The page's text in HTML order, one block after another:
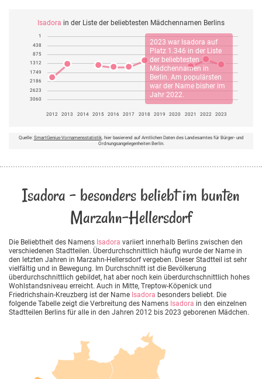
Isadora in der Liste der beliebtesten Mädchennamen Berlins
2023 war Isadora auf
Platz 1.346 in der Liste
der beliebtesten
Mädchennamen in
Berlin. Am populärsten
war der Name bisher im
Jahr 2022.
1
438
875
1312
1749
2186
2623
3060
2012 2013 2014 2015 2016 2017 2018 2019 2020 2021 2022 2023
Quelle: SmartGenius-Vornamensstatistik, hier basierend auf Amtlichen Daten des Landesamtes für Bürger- und
Ordnungsangelegenheiten Berlin.
Isadora - besonders beliebt im bunten
Marzahn-Hellersdorf
Die Beliebtheit des Namens Isadora variiert innerhalb Berlins zwischen den
verschiedenen Stadtteilen. Überdurchschnittlich häufig wurde der Name in
den letzten Jahren in Marzahn-Hellersdorf vergeben. Dieser Stadtteil ist sehr
vielfältig und in Bewegung. Im Durchschnitt ist die Bevölkerung
überdurchschnittlich gebildet, hat aber noch kein überdurchschnittlich hohes
Wohlstandsniveau erreicht. Auch in Mitte, Treptow-Köpenick und
Friedrichshain-Kreuzberg ist der Name Isadora besonders beliebt. Die
folgende Tabelle zeigt die Verbreitung des Namens Isadora in den einzelnen
Stadtteilen Berlins für alle in den Jahren 2012 bis 2023 geborenen Mädchen.